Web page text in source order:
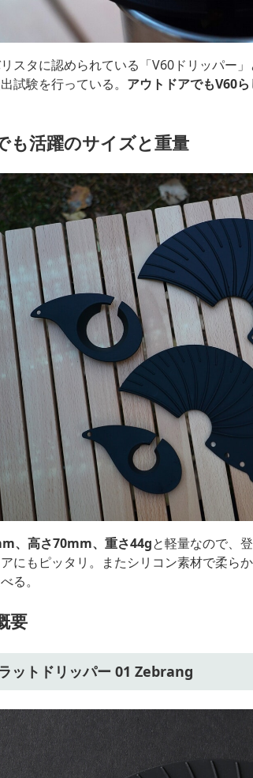
スタに認められている「V60ドリッパー
試験を行っている。 アウトドアでもV60
も活躍のサイズと重量
、高さ70mm、重さ44gと軽量なので、
にもピッタリ。またシリコン素材で柔ら
る。
要
ットドリッパー 01 Zebrang